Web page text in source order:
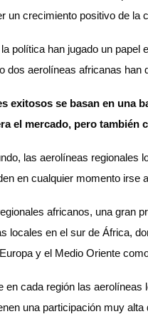
un crecimiento positivo de la
política han jugado un
dos aerolíneas africanas
exitosos se basan en una
el mercado, pero
las aerolíneas regionales
en cualquier momento irse
africanos, una gran
locales en el sur de África,
y el Medio Oriente
en cada región las
una participación muy alta